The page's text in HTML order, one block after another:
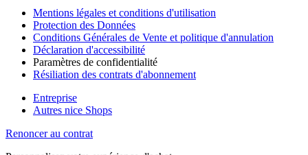
Mentions légales et conditions d'utilisation
Protection des Données
Conditions Générales de Vente et politique d'annulation
Déclaration d'accessibilité
Paramètres de confidentialité
Résiliation des contrats d'abonnement
Entreprise
Autres nice Shops
Renoncer au contrat